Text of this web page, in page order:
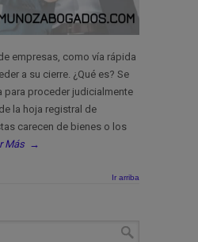
empresas, como vía rápida
a su cierre. ¿Qué es? Se
para proceder judicialmente
la hoja registral de
carecen de bienes o los
Más →
Ir arriba